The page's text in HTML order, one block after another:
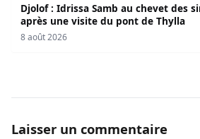
Djolof : Idrissa Samb au chevet des
après une visite du pont de Thylla
8 août 2026
Laisser un commentaire